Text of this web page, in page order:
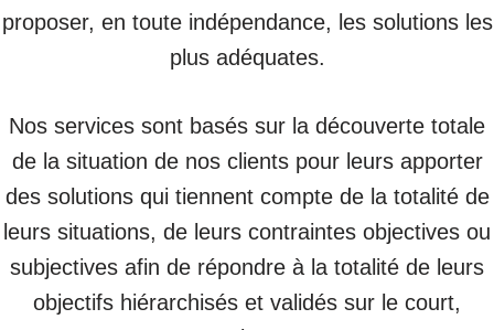
proposer, en toute indépendance, les solutions les
plus adéquates.
Nos services sont basés sur la découverte totale
de la situation de nos clients pour leurs apporter
des solutions qui tiennent compte de la totalité de
leurs situations, de leurs contraintes objectives ou
subjectives afin de répondre à la totalité de leurs
objectifs hiérarchisés et validés sur le court,